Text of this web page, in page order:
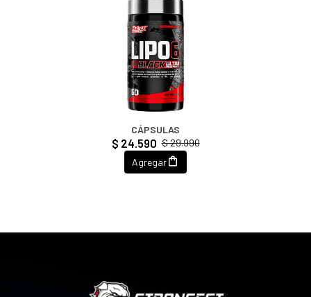
CÁPSULAS
$ 29.990
$ 24.590
Agregar